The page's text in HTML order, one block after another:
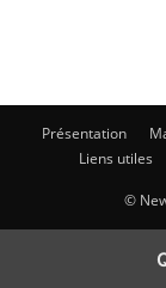
Présentation
Liens utiles
©